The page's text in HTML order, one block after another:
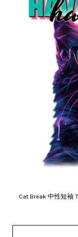
Cat Break 中性短袖